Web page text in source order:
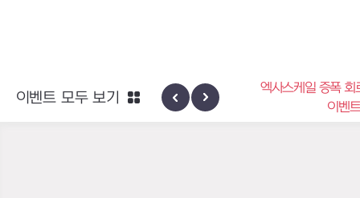
신규 지역 네블론
엑사스케일 증폭 회
이벤트
이벤트 모두 보기